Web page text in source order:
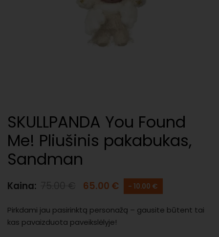
SKULLPANDA You Found
Me! Pliušinis pakabukas,
Sandman
Kaina: 65.00 € - 10.00 €
Pirkdami jau pasirinktą personažą – gausite būtent tai
kas pavaizduota paveikslėlyje!